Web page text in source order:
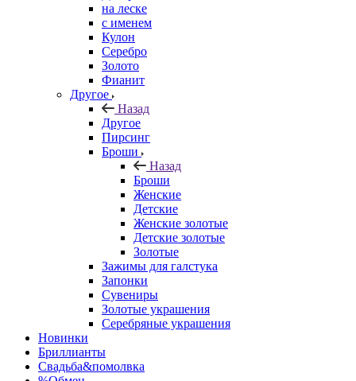
на леске
с именем
Кулон
Серебро
Золото
Фианит
Другое
Назад
Другое
Пирсинг
Броши
Назад
Броши
Женские
Детские
Женские золотые
Детские золотые
Золотые
Зажимы для галстука
Запонки
Сувениры
Золотые украшения
Серебряные украшения
Новинки
Бриллианты
Свадьба&помолвка